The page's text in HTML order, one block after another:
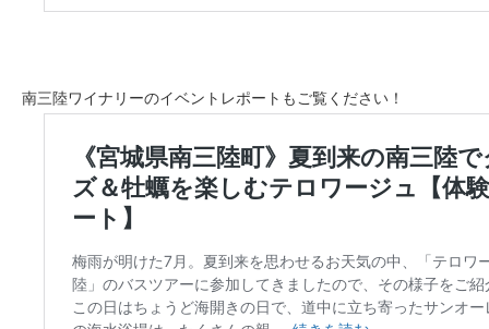
南三陸ワイナリーのイベントレポートもご覧ください！